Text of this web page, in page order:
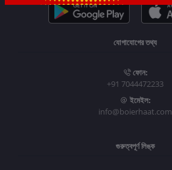
যোগাযোগের তথ্য
ফোন:
+91 7044472233
ইমেইল:
info@boierhaat.com
গুরুত্বপূর্ণ লিঙ্ক